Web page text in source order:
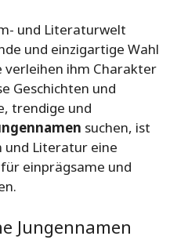
und Literaturwelt
und einzigartige Wahl
verleihen ihm Charakter
Geschichten und
trendige und
suchen, ist
und Literatur eine
einprägsame und
Jungennamen